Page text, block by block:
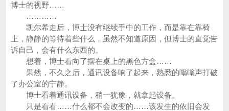
博士的视野……
…………
凯尔希走后，博士没有继续手中的工作，而是靠在靠椅
上，静静的等待着些什么，虽然不知道原因，但博士的直觉告
诉自己，会有什么东西的。
想着，博士看向了摆在桌上的黑色方盒……
果然，不久之后，通讯设备响了起来，熟悉的嗡嗡声打破
了办公室的宁静。
博士看着通讯设备，稍一犹豫，就拿起设备。
只是看看……什么都不会改变的……该发生的依旧会发